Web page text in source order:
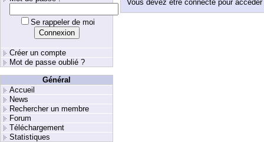
Se rappeler de moi
Créer un compte
Mot de passe oublié ?
Général
Accueil
News
Rechercher un membre
Forum
Téléchargement
Statistiques
Vous devez être connecté pour